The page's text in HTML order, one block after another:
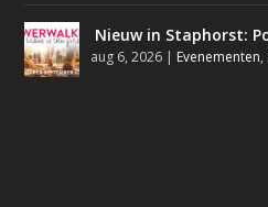
Nieuw in Staphorst:
aug 6, 2026 | Evenementen,